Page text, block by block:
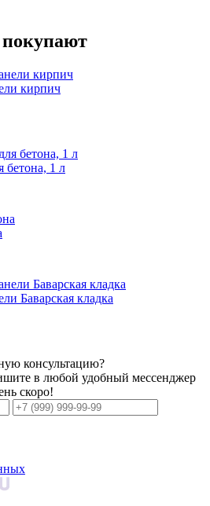
кирпич
бетона, 1 л
Баварская кладка
консультацию?
в любой удобный мессенджер
скоро!